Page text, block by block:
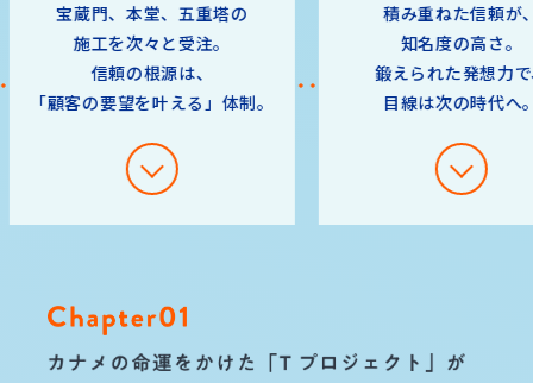
宝蔵門、本堂、五重塔の
施工を次々と受注。
信頼の根源は、
顧客の要望を叶える」体制。
積み重ねた信頼が、
知名度の高さ。
鍛えられた発想力で、
目線は次の時代へ。